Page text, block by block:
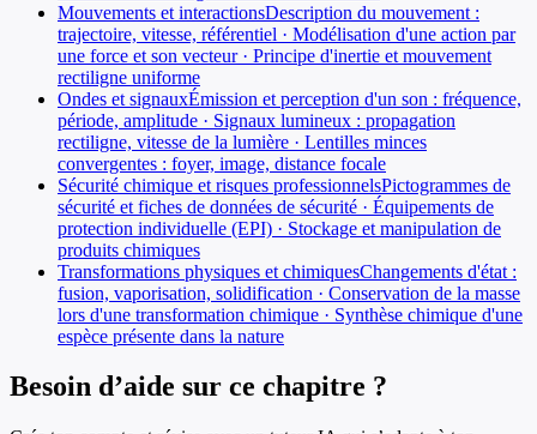
Mouvements et interactionsDescription du mouvement :
trajectoire, vitesse, référentiel · Modélisation d'une action par
une force et son vecteur · Principe d'inertie et mouvement
rectiligne uniforme
Ondes et signauxÉmission et perception d'un son : fréquence,
période, amplitude · Signaux lumineux : propagation
rectiligne, vitesse de la lumière · Lentilles minces
convergentes : foyer, image, distance focale
Sécurité chimique et risques professionnelsPictogrammes de
sécurité et fiches de données de sécurité · Équipements de
protection individuelle (EPI) · Stockage et manipulation de
produits chimiques
Transformations physiques et chimiquesChangements d'état :
fusion, vaporisation, solidification · Conservation de la masse
lors d'une transformation chimique · Synthèse chimique d'une
espèce présente dans la nature
Besoin d’aide sur ce chapitre ?